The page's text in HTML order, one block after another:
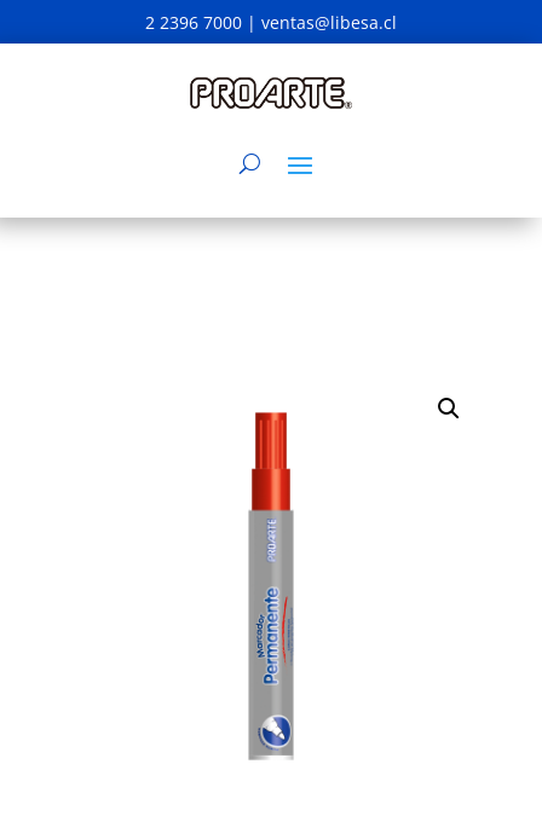
2 2396 7000 | ventas@libesa.cl